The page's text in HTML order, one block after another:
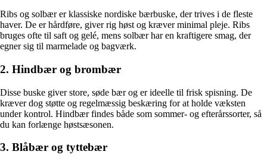
Ribs og solbær er klassiske nordiske bærbuske, der trives i de fleste
haver. De er hårdføre, giver rig høst og kræver minimal pleje. Ribs
bruges ofte til saft og gelé, mens solbær har en kraftigere smag, der
egner sig til marmelade og bagværk.
2. Hindbær og brombær
Disse buske giver store, søde bær og er ideelle til frisk spisning. De
kræver dog støtte og regelmæssig beskæring for at holde væksten
under kontrol. Hindbær findes både som sommer- og efterårssorter, så
du kan forlænge høstsæsonen.
3. Blåbær og tyttebær